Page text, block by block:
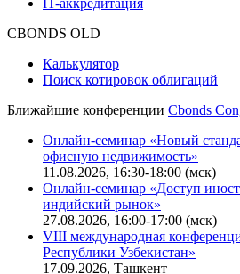
Оферта для физических лиц
Оферта для юридических лиц
IT-аккредитация
Поиск котировок облигаций
Ближайшие конференцииCbonds
Онлайн-семинар «Новый
офисную недвижимость»
11.08.2026, 16:30-18:00 (мск)
Онлайн-семинар «Доступ
индийский рынок»